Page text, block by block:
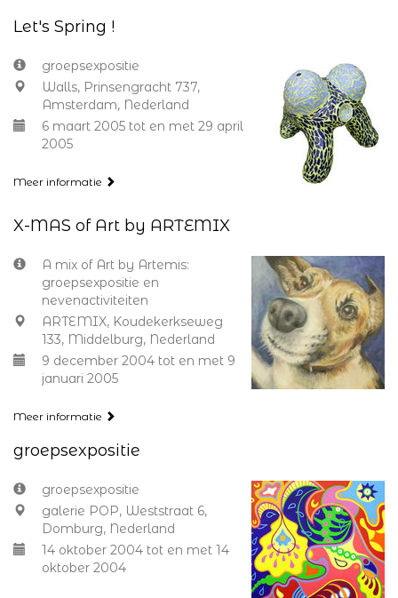
Let's Spring !
groepsexpositie
Walls, Prinsengracht 737,
Amsterdam, Nederland
6 maart 2005 tot en met 29 april
2005
Meer informatie
X-MAS of Art by ARTEMIX
A mix of Art by Artemis:
groepsexpositie en
nevenactiviteiten
ARTEMIX, Koudekerkseweg
133, Middelburg, Nederland
9 december 2004 tot en met 9
januari 2005
Meer informatie
groepsexpositie
groepsexpositie
galerie POP, Weststraat 6,
Domburg, Nederland
14 oktober 2004 tot en met 14
oktober 2004